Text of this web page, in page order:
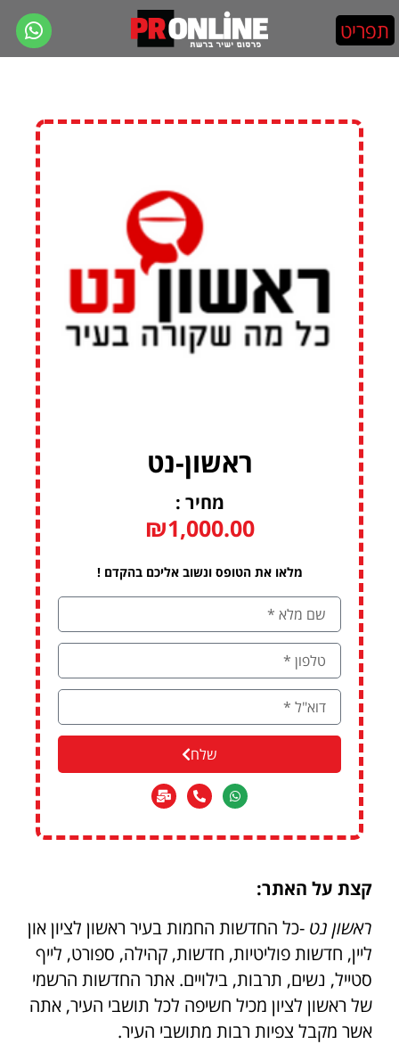
קצת על האתר:
ראשון נט -כל החדשות החמות בעיר ראשון לציון און
ליין, חדשות פוליטיות, חדשות, קהילה, ספורט, לייף
סטייל, נשים, תרבות, בילויים. אתר החדשות הרשמי
של ראשון לציון מכיל חשיפה לכל תושבי העיר, אתה
אשר מקבל צפיות רבות מתושבי העיר.
ראשון-נט
מחיר :
₪1,000.00
מלאו את הטופס ונשוב אליכם בהקדם !
שלח